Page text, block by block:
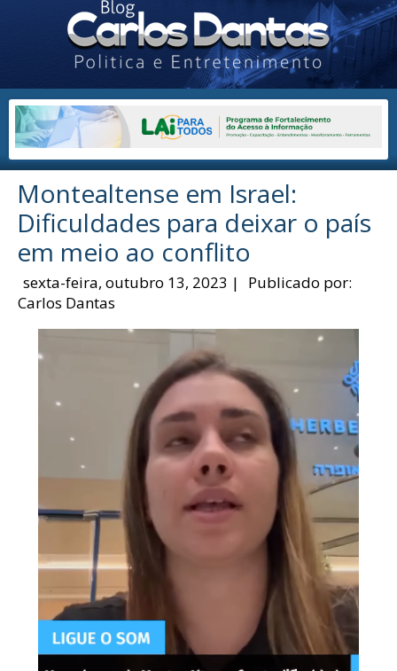
Montealtense em Israel:
Dificuldades para deixar o país
em meio ao conflito
sexta-feira, outubro 13, 2023 |
Publicado por:
Carlos Dantas